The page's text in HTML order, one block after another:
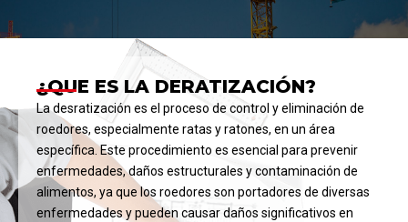
o
k
b
¿QUE ES LA DERATIZACIÓN?
La desratización es el proceso de control y eliminación de
roedores, especialmente ratas y ratones, en un área
específica. Este procedimiento es esencial para prevenir
enfermedades, daños estructurales y contaminación de
alimentos, ya que los roedores son portadores de diversas
enfermedades y pueden causar daños significativos en